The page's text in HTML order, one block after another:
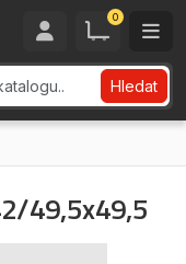
0
Hledat
49,5x49,5